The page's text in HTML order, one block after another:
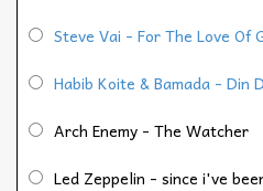
Steve Vai - For The Love Of
Habib Koite & Bamada - Din
Arch Enemy - The Watcher
Led Zeppelin - since i've